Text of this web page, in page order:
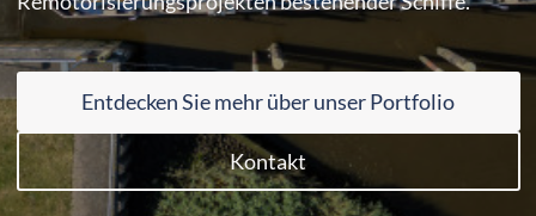
Entdecken Sie mehr über unser Portfolio
Kontakt